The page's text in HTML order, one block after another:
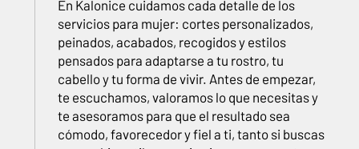
En Kalonice cuidamos cada detalle de los
servicios para mujer: cortes personalizados,
peinados, acabados, recogidos y estilos
pensados para adaptarse a tu rostro, tu
cabello y tu forma de vivir. Antes de empezar,
te escuchamos, valoramos lo que necesitas y
te asesoramos para que el resultado sea
cómodo, favorecedor y fiel a ti, tanto si buscas